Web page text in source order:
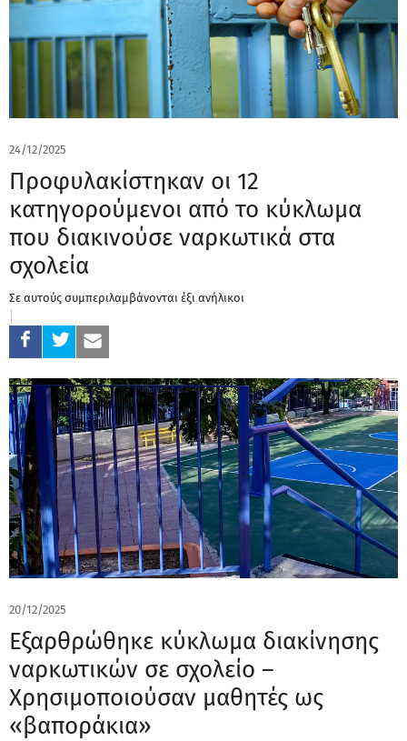
24/12/2025
Προφυλακίστηκαν οι 12
κατηγορούμενοι από το κύκλωμα
που διακινούσε ναρκωτικά στα
σχολεία
Σε αυτούς συμπεριλαμβάνονται έξι ανήλικοι
20/12/2025
Εξαρθρώθηκε κύκλωμα διακίνησης
ναρκωτικών σε σχολείο –
Χρησιμοποιούσαν μαθητές ως
«βαποράκια»